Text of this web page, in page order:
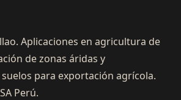
Aplicaciones en agricultura de
de zonas áridas y
para exportación agrícola.
Perú.